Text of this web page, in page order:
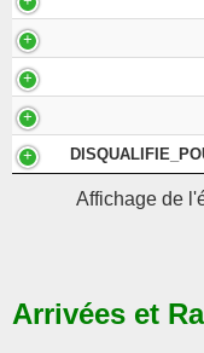
Affichage de
Arrivées et